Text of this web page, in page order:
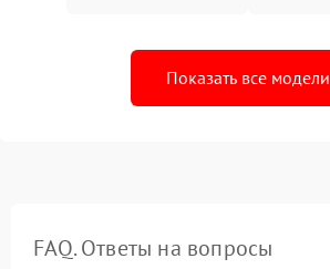
Показать все модели
FAQ. Ответы на вопросы